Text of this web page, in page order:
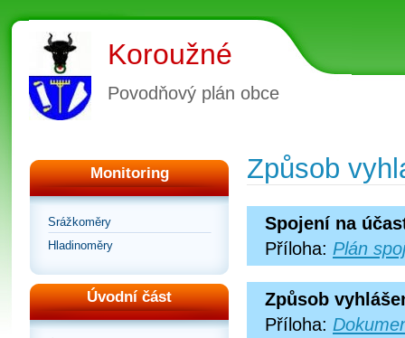
Koroužné
Povodňový plán obce
Monitoring
Srážkoměry
Hladinoměry
Úvodní část
Způsob
Spojení na
Příloha: Plán
Způsob
Příloha: